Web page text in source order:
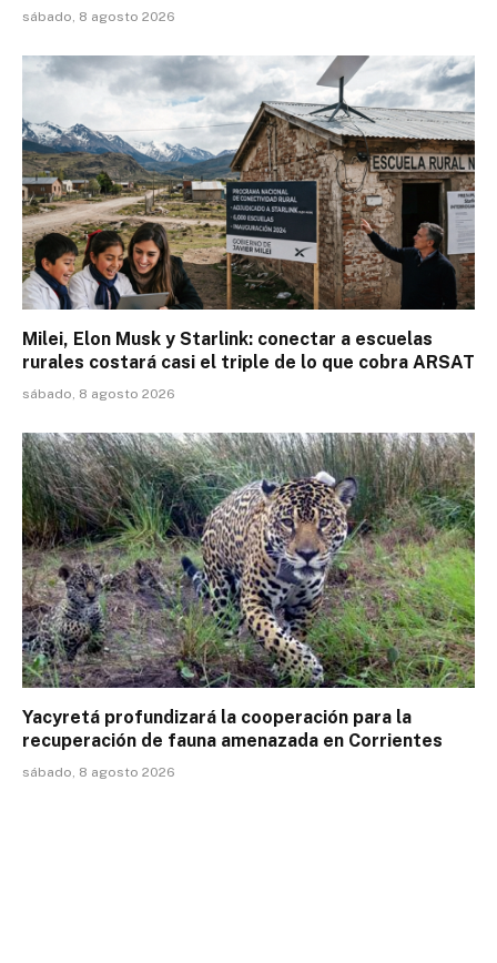
sábado, 8 agosto 2026
Milei, Elon Musk y Starlink: conectar a escuelas
rurales costará casi el triple de lo que cobra ARSAT
sábado, 8 agosto 2026
Yacyretá profundizará la cooperación para la
recuperación de fauna amenazada en Corrientes
sábado, 8 agosto 2026